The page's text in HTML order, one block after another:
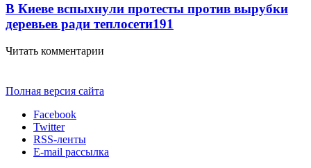
В Киеве вспыхнули протесты против вырубки
деревьев ради теплосети191
Читать комментарии
Полная версия сайта
Facebook
Twitter
RSS-ленты
E-mail рассылка